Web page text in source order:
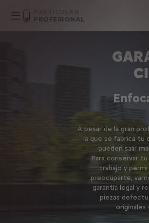
PROFESIONAL
A pesar de la gran
la que se fabrica tu
pueden salir
Para conservar
trabajo y
preocuparte,
garantía legal y
piezas
originales